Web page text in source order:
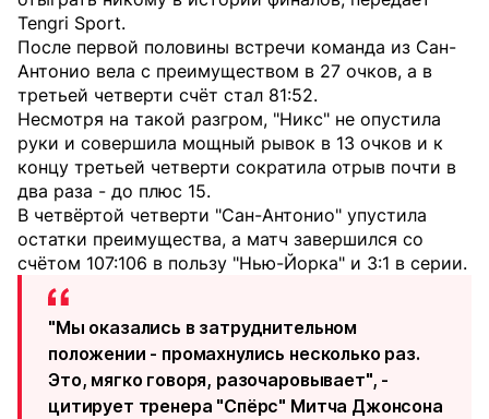
Tengri Sport.
После первой половины встречи команда из Сан-
Антонио вела с преимуществом в 27 очков, а в
третьей четверти счёт стал 81:52.
Несмотря на такой разгром, "Никс" не опустила
руки и совершила мощный рывок в 13 очков и к
концу третьей четверти сократила отрыв почти в
два раза - до плюс 15.
В четвёртой четверти "Сан-Антонио" упустила
остатки преимущества, а матч завершился со
счётом 107:106 в пользу "Нью-Йорка" и 3:1 в серии.
"Мы оказались в затруднительном
положении - промахнулись несколько раз.
Это, мягко говоря, разочаровывает", -
цитирует тренера "Спёрс" Митча Джонсона